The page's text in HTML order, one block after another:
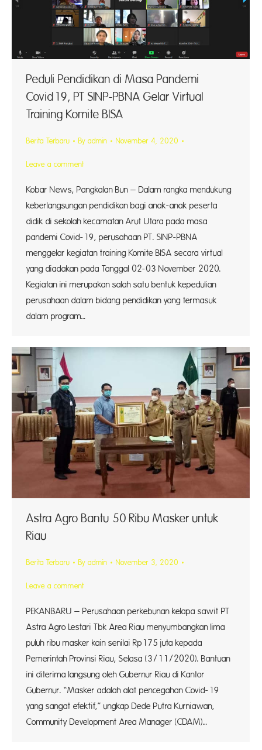
Peduli Pendidikan di Masa Pandemi
Covid19, PT SINP-PBNA Gelar Virtual
Training Komite BISA
Berita Terbaru By admin November 4, 2020
Leave a comment
Kobar News, Pangkalan Bun – Dalam rangka mendukung
keberlangsungan pendidikan bagi anak-anak peserta
didik di sekolah kecamatan Arut Utara pada masa
pandemi Covid-19, perusahaan PT. SINP-PBNA
menggelar kegiatan training Komite BISA secara virtual
yang diadakan pada Tanggal 02-03 November 2020.
Kegiatan ini merupakan salah satu bentuk kepedulian
perusahaan dalam bidang pendidikan yang termasuk
dalam program…
Astra Agro Bantu 50 Ribu Masker untuk
Riau
Berita Terbaru By admin November 3, 2020
Leave a comment
PEKANBARU – Perusahaan perkebunan kelapa sawit PT
Astra Agro Lestari Tbk Area Riau menyumbangkan lima
puluh ribu masker kain senilai Rp175 juta kepada
Pemerintah Provinsi Riau, Selasa (3/11/2020). Bantuan
ini diterima langsung oleh Gubernur Riau di Kantor
Gubernur. “Masker adalah alat pencegahan Covid-19
yang sangat efektif,” ungkap Dede Putra Kurniawan,
Community Development Area Manager (CDAM)…